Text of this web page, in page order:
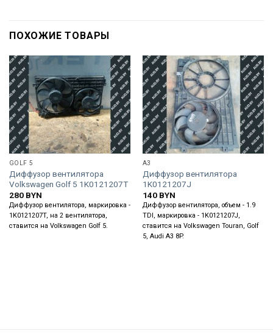
ПОХОЖИЕ ТОВАРЫ
GOLF 5
Диффузор вентилятора
Volkswagen Golf 5 1K0121207T
280 BYN
Диффузор вентилятора, маркировка -
1K0121207T, на 2 вентилятора,
ставится на Volkswagen Golf 5.
A3
Диффузор вентилятора
1K0121207J
140 BYN
Диффузор вентилятора, объем - 1.9
TDI, маркировка - 1K0121207J,
ставится на Volkswagen Touran, Golf
5, Audi A3 8P.